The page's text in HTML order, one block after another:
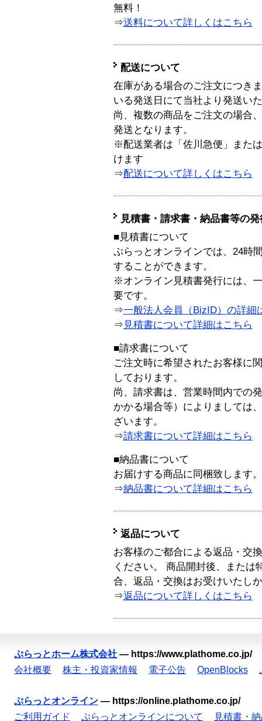
無料！
⇒送料について詳しくはこちら
配送について
在庫がある場合のご注文につき
いる発送日にて当社より発送い
尚、複数の商品をご注文の場合
発送となります。
※配送業者は「佐川急便」また
けます
⇒配送について詳しくはこちら
見積書・請求書・納品書等の
■見積書について
ぷらっとオンラインでは、24時
することができます。
※オンライン見積書発行には、
要です。
⇒一般法人会員（BizID）の詳細
⇒ 見積書について詳細はこちら
■請求書について
ご注文時に希望されたお客様に
しております。
尚、請求書は、営業時間内での
かかる場合等）によりましては
ざいます。
⇒請求書について詳細はこちら
■納品書について
お届けする商品に同梱致します。
⇒納品書について詳細はこちら
返品について
お客様のご都合による返品・交
ください。 商品開封後、または
合、返品・交換はお受けいたし
⇒返品について詳しくはこちら
ぷらっとホーム株式会社 — https://www.plathome.co.jp/
会社概要
株主・投資家情報 電子公告 OpenBlocks
ぷらっとオンライン — https://online.plathome.co.jp/
ご利用ガイド
ぷらっとオンラインについて 見積書・